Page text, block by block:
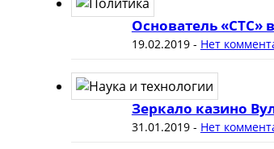
Основатель «СТС»
19.02.2019- Нет
Зеркало казино
31.01.2019- Нет